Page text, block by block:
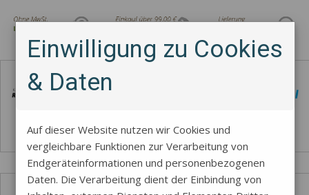
Einwilligung zu Cookies
& Daten
Auf dieser Website nutzen wir Cookies und
vergleichbare Funktionen zur Verarbeitung von
Endgeräteinformationen und personenbezogenen
Daten. Die Verarbeitung dient der Einbindung von